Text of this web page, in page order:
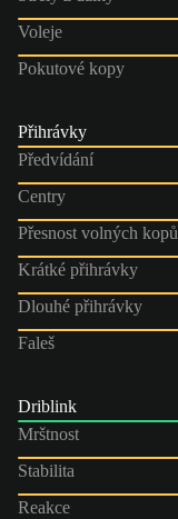
Voleje
Pokutové kopy
Přihrávky
Předvídání
Centry
Přesnost volných kopů
Krátké přihrávky
Dlouhé přihrávky
Faleš
Driblink
Mrštnost
Stabilita
Reakce